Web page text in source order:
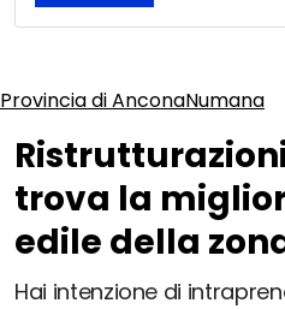
Provincia di AnconaNumana
trova la
edile della
Hai intenzione di